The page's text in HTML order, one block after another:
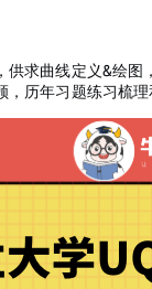
供求曲线定义&绘
，历年习题练习梳